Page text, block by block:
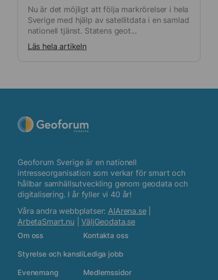
Nu är det möjligt att följa markrörelser i hela
Sverige med hjälp av satellitdata i en samlad
nationell tjänst. Statens geot...
Läs hela artikeln
Geoforum Sverige är en nationell
intresseorganisation som verkar för smart och
hållbar samhällsutveckling genom geodata och
digitalisering. I år fyller vi 40 år!
Våra andra webbplatser: AIArena.se|
ArbetaSmart.nu |VäljGeodata.se
Om oss
Styrelse och kansli
Evenemang
Kontakta oss
Lediga jobb
Medlemssidor